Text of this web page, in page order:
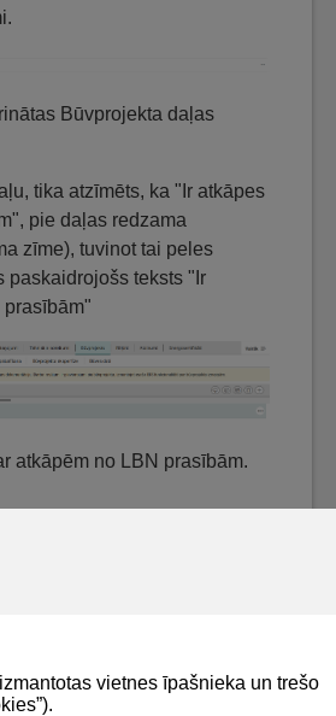
vietnes īpašnieka un trešo
Būvprojekta daļas
tika atzīmēts, ka "Ir atkāpes
pie daļas redzama
zīme), tuvinot tai peles
paskaidrojošs teksts "Ir
atkāpēm no LBN prasībām.
Privātuma politika